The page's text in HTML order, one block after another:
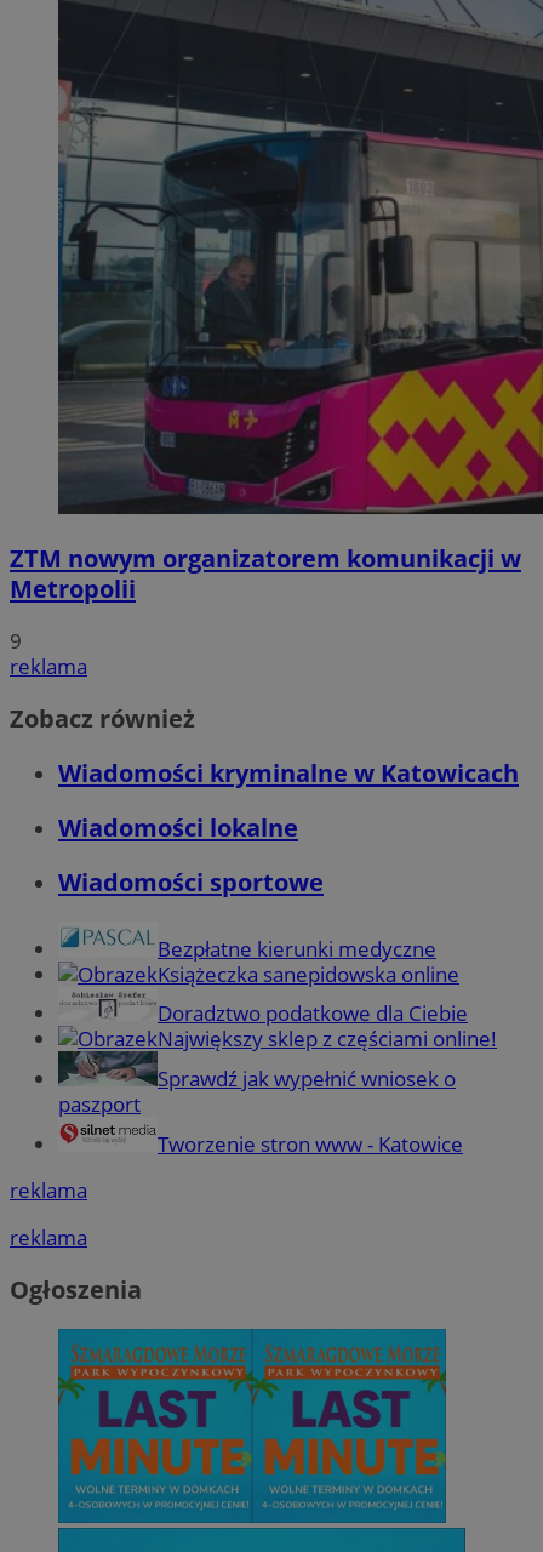
ZTM nowym organizatorem komunikacji w
Metropolii
9
reklama
Zobacz również
Wiadomości kryminalne w Katowicach
Wiadomości lokalne
Wiadomości sportowe
Bezpłatne kierunki medyczne
Książeczka sanepidowska online
Doradztwo podatkowe dla Ciebie
Największy sklep z częściami online!
Sprawdź jak wypełnić wniosek o
paszport
Tworzenie stron www - Katowice
reklama
reklama
Ogłoszenia